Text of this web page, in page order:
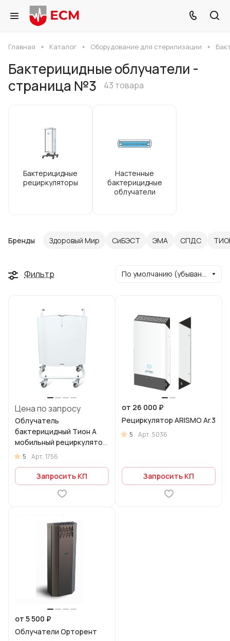
Главная Каталог Оборудование для стерилизации
Бактерицидные облучатели -
страница №3
43 товара
Бактерицидные
рециркуляторы
Настенные
бактерицидные
облучатели
Бренды Здоровый Мир СиБЭСТ ЭМА СПДС
Фильтр По умолчанию (убывание)
Цена по запросу
Облучатель
бактерицидный Тион А
мобильный рециркулятор
очиститель
обеззараживатель
воздуха
5 Арт.1756
Запросить КП
от 26 000 ₽
Рециркулятор ARISMO Ar.3
5 Арт. 5036
Запросить КП
от 5 500 ₽
Облучатели Орторент